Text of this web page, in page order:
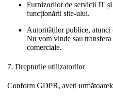
Furnizorilor de servicii IT
funcționării site-ului.
Autorităților publice, atunci
Nu vom vinde sau
comerciale.
7. Drepturile utilizatorilor
Conform GDPR, aveți